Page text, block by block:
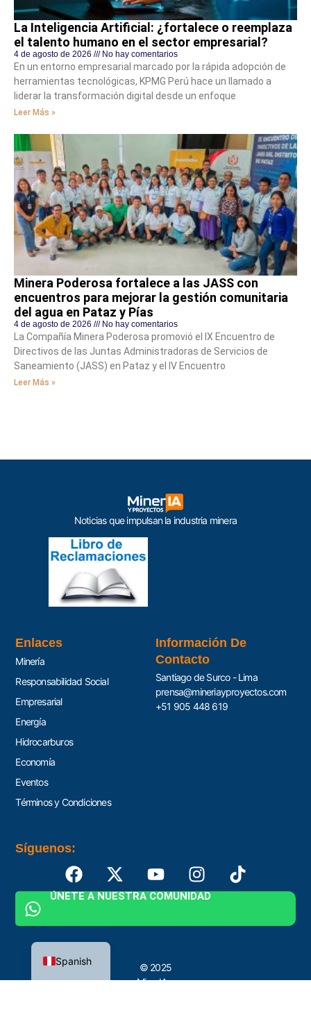
La Inteligencia Artificial: ¿fortalece o reemplaza
el talento humano en el sector empresarial?
4 de agosto de 2026 No hay comentarios
En un entorno empresarial marcado por la rápida adopción de
herramientas tecnológicas, KPMG Perú hace un llamado a
liderar la transformación digital desde un enfoque
Leer Más »
Minera Poderosa fortalece a las JASS con
encuentros para mejorar la gestión comunitaria
del agua en Pataz y Pías
4 de agosto de 2026 No hay comentarios
La Compañía Minera Poderosa promovió el IX Encuentro de
Directivos de las Juntas Administradoras de Servicios de
Saneamiento (JASS) en Pataz y el IV Encuentro
Leer Más »
Noticias que impulsan la industria minera
Enlaces
Minería
Responsabilidad Social
Empresarial
Energía
Hidrocarburos
Economía
Eventos
Términos y Condiciones
Información De
Contacto
Santiago de Surco - Lima
prensa@mineriayproyectos.com
+51 905 448 619
Síguenos:
ÚNETE A NUESTRA COMUNIDAD
© 2025
MinerIA y
Spanish